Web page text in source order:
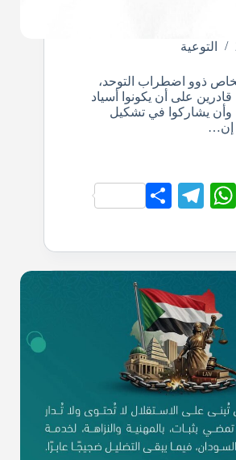
التوعية
ذوو اضطراب التوحد،
على أن يكونوا أسياد
وأن يشاركوا في تشكيل
إن…
Fa
W
ts
A
pp
Te
gr
a
m
re